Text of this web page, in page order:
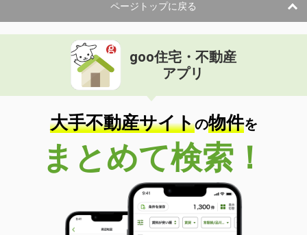
土地面積 271.14m²
新潟県柏崎市南半田
価 格
1,980万円
住 所
新潟県柏崎市南半田
建物面積 235.03m²
土地面積
622.87m²
新潟県燕市新生町１
価 格
900万円
新潟県燕市新生町１
111.56m²
土地面積 177.15m²
ページトップに戻る
goo住宅・不動産
アプリ
大手不動産サイトの物件を
まとめて検索！